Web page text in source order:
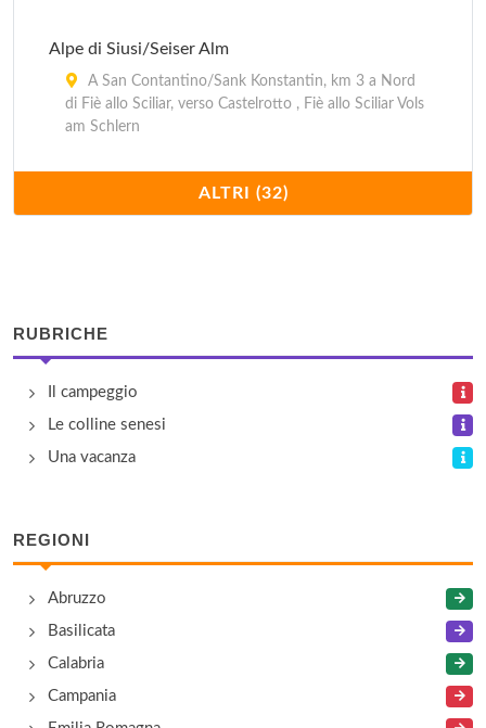
Alpe di Siusi/Seiser Alm
A San Contantino/Sank Konstantin, km 3 a Nord
di Fiè allo Sciliar, verso Castelrotto , Fiè allo Sciliar Vols
am Schlern
Ad Anterselva di Sopra/Antholz , Rasun Anterselva
Via Dobbiaco 4, Brùnico/Bruneck
Caravan Park Sexten
Via S. Giuseppe 54, Sesto/Sexten
Cevedale
Via Val Venosta 59, Làces/Latsch
Colfosco
Via Sorega 15, Corvara in Badìa/Corvara
ALTRI (32)
RUBRICHE
Il campeggio
Le colline senesi
Una vacanza
REGIONI
Abruzzo
Basilicata
Calabria
Campania